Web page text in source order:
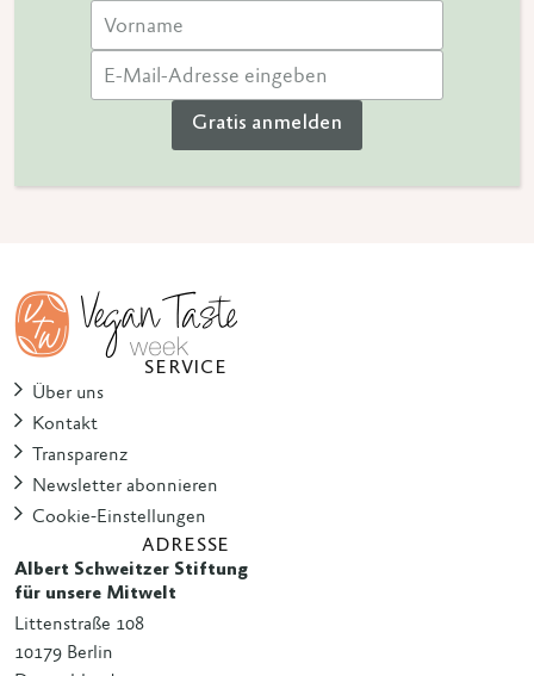
Gratis anmelden
SERVICE
Über uns
Kontakt
Transparenz
Newsletter abonnieren
Cookie-Einstellungen
ADRESSE
Albert Schweitzer Stiftung
für unsere Mitwelt
Littenstraße 108
10179 Berlin